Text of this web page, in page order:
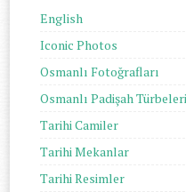
English
Iconic Photos
Osmanlı Fotoğrafları
Osmanlı Padişah Türbeleri
Tarihi Camiler
Tarihi Mekanlar
Tarihi Resimler